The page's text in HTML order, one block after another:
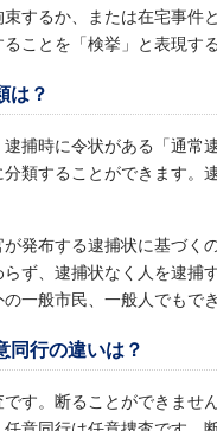
束するか、または在宅事件
ことを「検挙」と表現す
は？
捕時に令状がある「通常
分類することができます
発布する逮捕状に基づく
らず、逮捕状なく人を逮捕
一般市民、一般人でもでき
同行の違いは？
す。断ることができませ